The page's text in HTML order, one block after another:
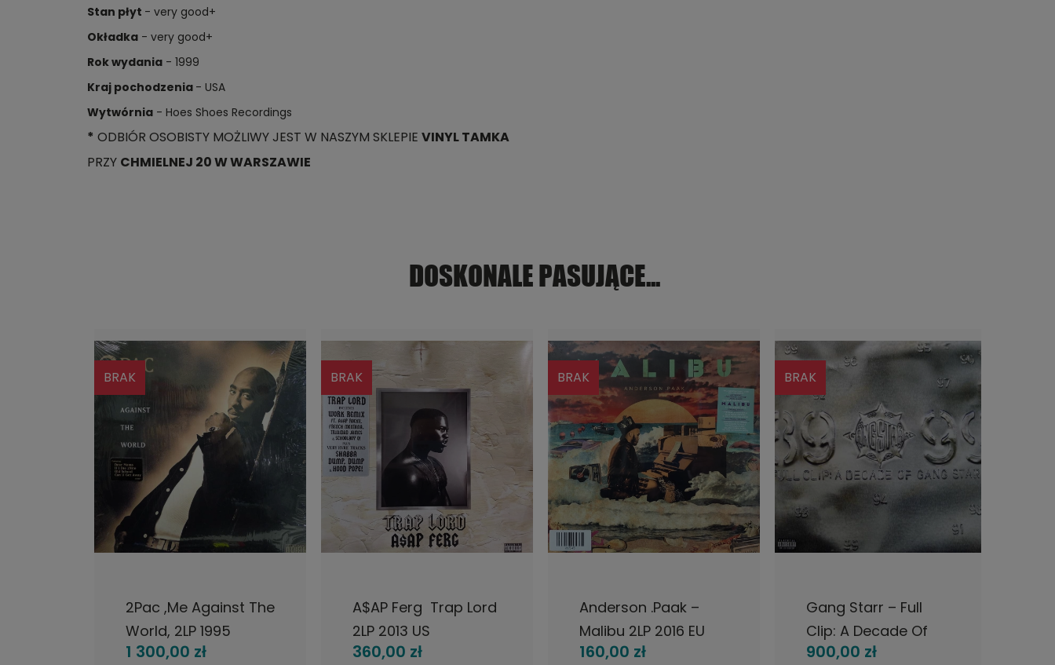
Stan płyt - very good+
Okładka- very good+
Rok wydania- 1999
Kraj pochodzenia - USA
Wytwórnia- Hoes Shoes Recordings
* ODBIÓR OSOBISTY MOŻLIWY JEST W NASZYM SKLEPIE VINYL TAMKA
PRZY CHMIELNEJ 20 W WARSZAWIE
DOSKONALE PASUJĄCE...
2Pac ,Me Against The
World, 2LP 1995
US/Interscope
1 300,00 zł
POWIADOM O DOSTĘPNOŚCI
BRAK
A$AP Ferg ‎ Trap Lord
2LP 2013 US
360,00 zł
POWIADOM O DOSTĘPNOŚCI
BRAK
Anderson .Paak ‎–
Malibu 2LP 2016 EU
160,00 zł
POWIADOM O DOSTĘPNOŚCI
BRAK
Gang Starr ‎– Full
Clip: A Decade Of
Gang Starr 4LP 1999
900,00 zł
POWIADOM O DOSTĘPNOŚCI
BRAK